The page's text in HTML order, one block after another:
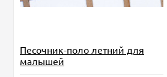
Песочник-поло летний для
малышей